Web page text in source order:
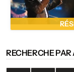
RECHERCHE